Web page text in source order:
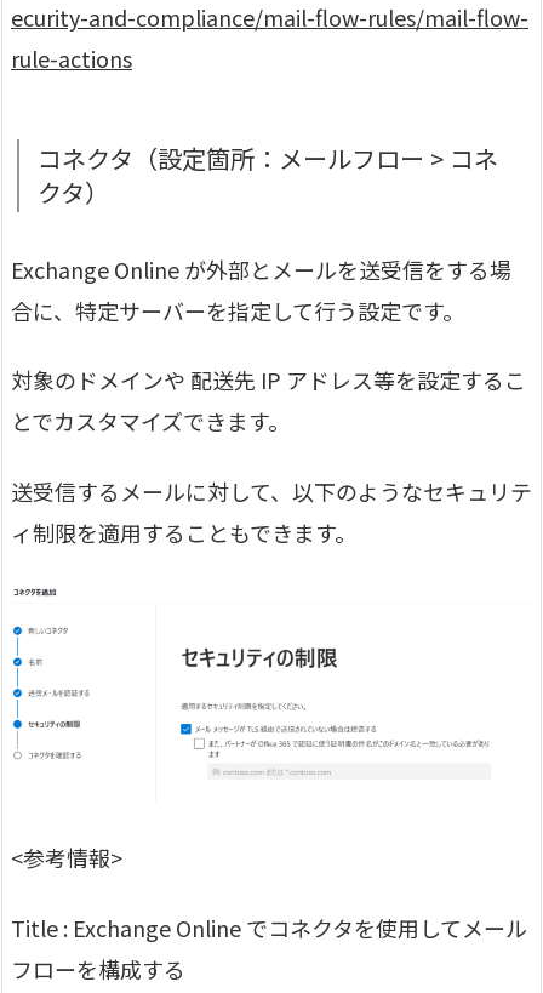
ecurity-and-compliance/mail-flow-rules/mail-flow-
rule-actions
コネクタ（設定箇所：メールフロー > コネ
クタ）
Exchange Online が外部とメールを送受信をする場
合に、特定サーバーを指定して行う設定です。
対象のドメインや 配送先 IP アドレス等を設定するこ
とでカスタマイズできます。
送受信するメールに対して、以下のようなセキュリテ
ィ制限を適用することもできます。
<参考情報>
Title : Exchange Online でコネクタを使用してメール
フローを構成する